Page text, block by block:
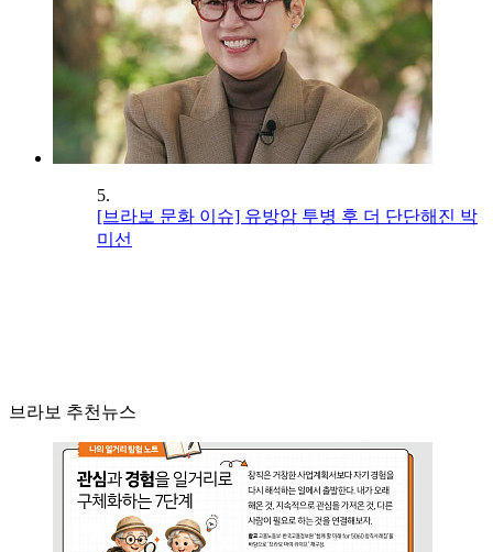
5.
[브라보 문화 이슈] 유방암 투병 후 더 단단해진 박
미선
브라보 추천뉴스